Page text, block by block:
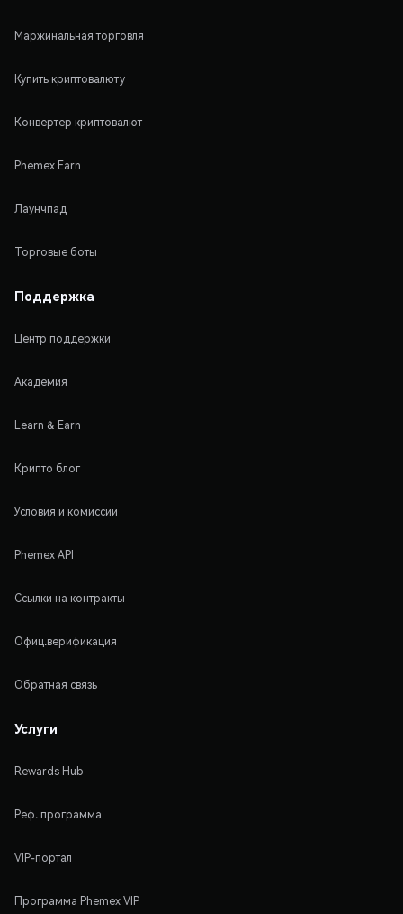
Маржинальная торговля
Купить криптовалюту
Конвертер криптовалют
Phemex Earn
Лаунчпад
Торговые боты
Поддержка
Центр поддержки
Академия
Learn & Earn
Крипто блог
Условия и комиссии
Phemex API
Ссылки на контракты
Офиц.верификация
Обратная связь
Услуги
Rewards Hub
Реф. программа
VIP-портал
Программа Phemex VIP